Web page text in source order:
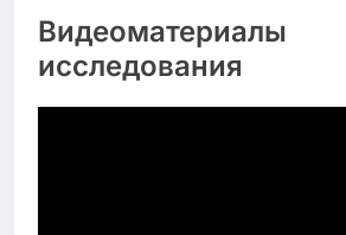
Видеоматериалы
исследования